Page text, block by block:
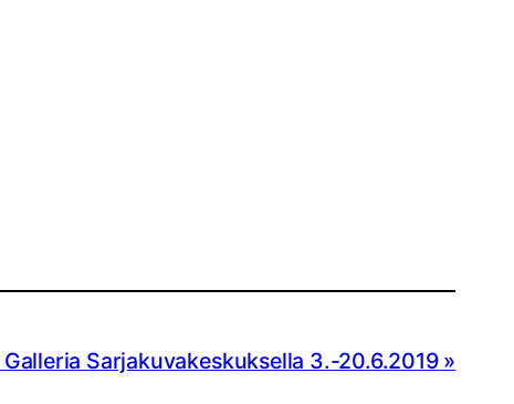
Galleria Sarjakuvakeskuksella 3.-20.6.2019